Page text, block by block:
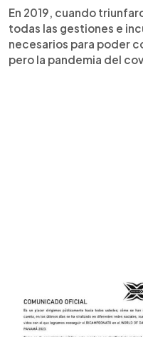
En 2019, cuando
todas las gestiones e
necesarios para poder
pero la pandemia del